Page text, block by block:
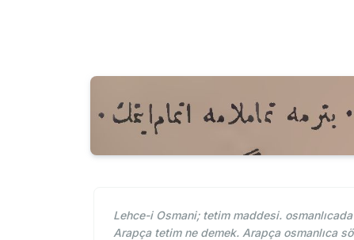
Lehce-i Osmani; tetim maddesi.
Arapça tetim ne demek. Arapça osmanlıca